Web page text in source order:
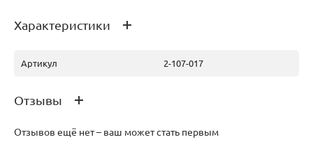
Характеристики
Артикул 2-107-017
Отзывы
Отзывов ещё нет – ваш может стать первым